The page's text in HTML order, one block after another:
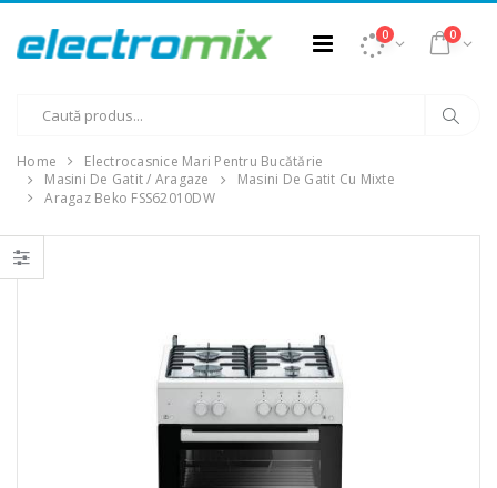
0 0
Home
Electrocasnice Mari Pentru Bucătărie
Masini De Gatit / Aragaze
Masini De Gatit Cu Mixte
Aragaz Beko FSS62010DW